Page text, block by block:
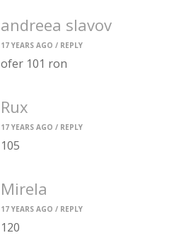
andreea slavov
17 YEARS AGO / REPLY
ofer 101 ron
Rux
17 YEARS AGO / REPLY
105
Mirela
17 YEARS AGO / REPLY
120